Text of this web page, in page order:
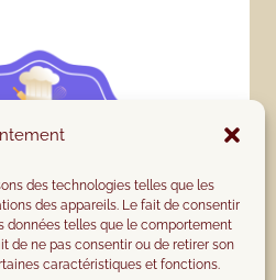
des technologies telles que les
des appareils. Le fait de consentir
données telles que le comportement
de ne pas consentir ou de retirer son
caractéristiques et fonctions.